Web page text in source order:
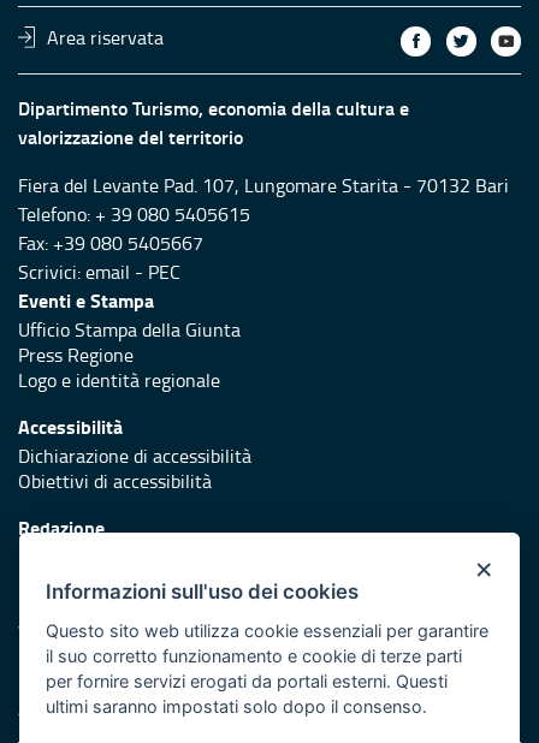
Area riservata
Dipartimento Turismo, economia della cultura e
valorizzazione del territorio
Fiera del Levante Pad. 107, Lungomare Starita - 70132 Bari
Telefono: + 39 080 5405615
Fax: +39 080 5405667
Scrivici:email - PEC
Eventi e Stampa
Ufficio Stampa della Giunta
Press Regione
Logo e identità regionale
Accessibilità
Dichiarazione di accessibilità
Obiettivi di accessibilità
Redazione
Protezione civile
Vai al sito di Protezione Civile Puglia
Iniziativa finanziata con risorse del POR Puglia 2014/2020 -
Asse XI
×
Informazioni sull'uso dei cookies
Questo sito web utilizza cookie essenziali per garantire
il suo corretto funzionamento e cookie di terze parti
per fornire servizi erogati da portali esterni. Questi
ultimi saranno impostati solo dopo il consenso.